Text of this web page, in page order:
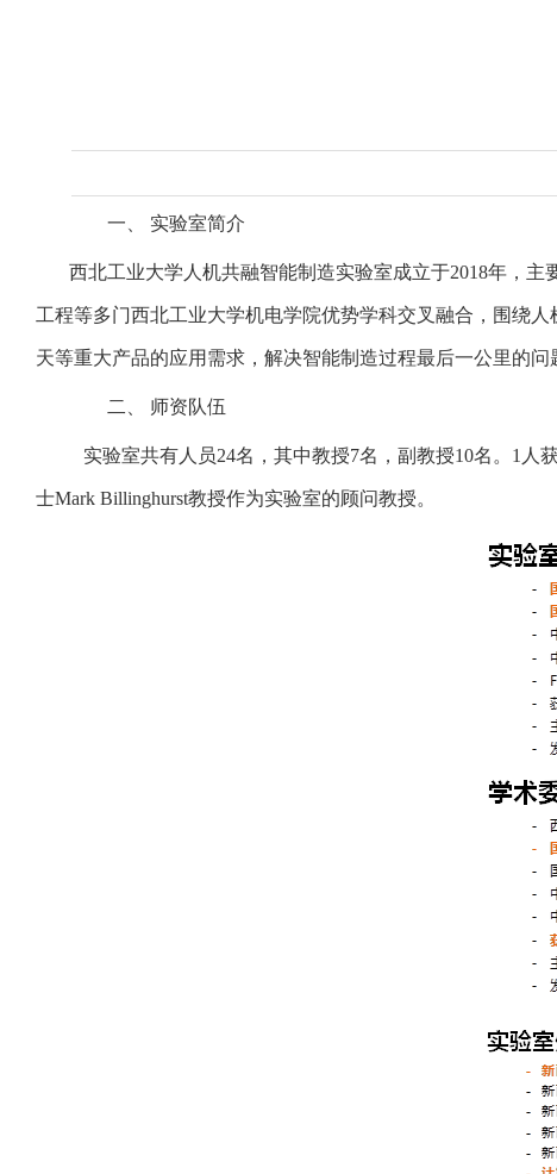
一、 实验室简介
西北工业大学人机共融智能制造实验室成立于2018年，主
工程等多门西北工业大学机电学院优势学科交叉融合，围绕
天等重大产品的应用需求，解决智能制造过程最后一公里的
二、 师资队伍
实验室共有人员24名，其中教授7名，副教授10名。 1 人
士Mark Billinghurst教授作为实验室的顾问教授。